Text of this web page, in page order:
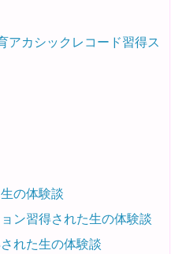
アカシックレコード習得ス
の体験談
ン習得された生の体験談
れた生の体験談